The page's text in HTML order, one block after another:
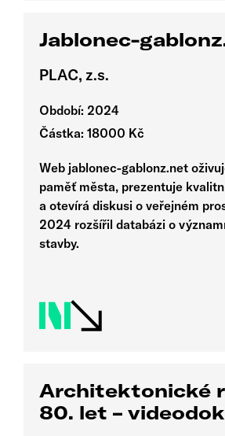
Jablonec-
PLAC, z.s.
Období: 2024
Částka: 18000 Kč
Web jablonec-gablonz.net
paměť města, prezentuje
a otevírá diskusi o veřejném
2024 rozšířil databázi o
stavby.
Architektonické
80. let –